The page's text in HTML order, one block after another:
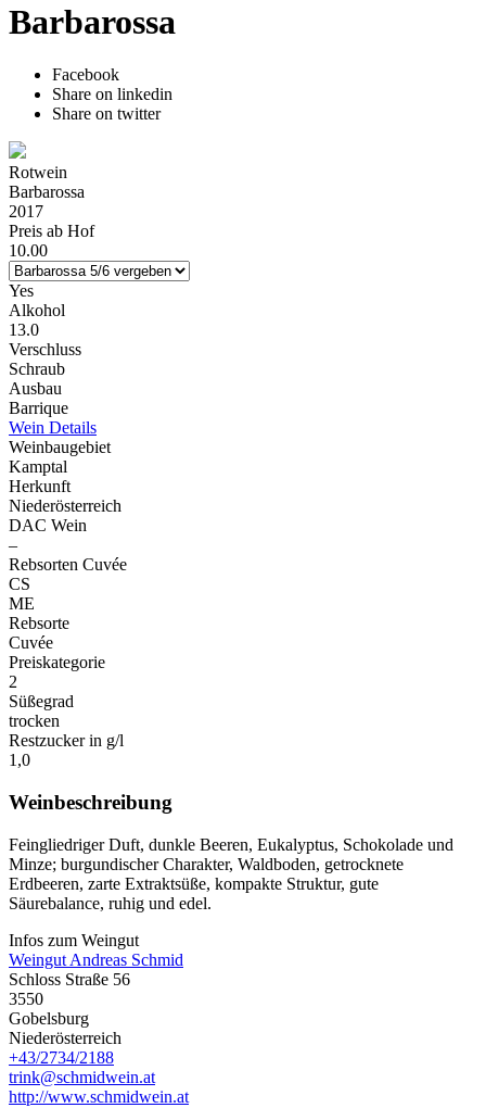
Barbarossa
Facebook
Share on linkedin
Share on twitter
Rotwein
Barbarossa
2017
Preis ab Hof
10.00
Yes
Alkohol
13.0
Verschluss
Schraub
Ausbau
Barrique
Wein Details
Weinbaugebiet
Kamptal
Herkunft
Niederösterreich
DAC Wein
–
Rebsorten Cuvée
CS
ME
Rebsorte
Cuvée
Preiskategorie
2
Süßegrad
trocken
Restzucker in g/l
1,0
Weinbeschreibung
Feingliedriger Duft, dunkle Beeren, Eukalyptus, Schokolade und
Minze; burgundischer Charakter, Waldboden, getrocknete
Erdbeeren, zarte Extraktsüße, kompakte Struktur, gute
Säurebalance, ruhig und edel.
Infos zum Weingut
Weingut Andreas Schmid
Schloss Straße 56
3550
Gobelsburg
Niederösterreich
+43/2734/2188
trink@schmidwein.at
http://www.schmidwein.at